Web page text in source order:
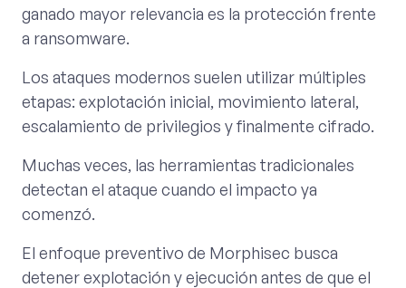
ganado mayor relevancia es la protección frente
a ransomware.
Los ataques modernos suelen utilizar múltiples
etapas: explotación inicial, movimiento lateral,
escalamiento de privilegios y finalmente cifrado.
Muchas veces, las herramientas tradicionales
detectan el ataque cuando el impacto ya
comenzó.
El enfoque preventivo de Morphisec busca
detener explotación y ejecución antes de que el